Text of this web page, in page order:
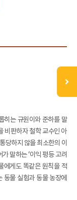
히는 규원이와 준하를 말
비판하자 철학 교수인 아
당하지 않을 최소한의 이
말하는 ‘이익 평등 고려
에게도 똑같은 원칙을 적
물 실험과 동물 농장에